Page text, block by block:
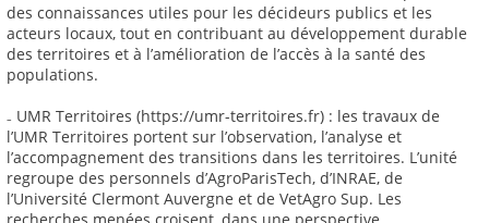
des connaissances utiles pour les décideurs publics et les
acteurs locaux, tout en contribuant au développement durable
des territoires et à l’amélioration de l’accès à la santé des
populations.
₋ UMR Territoires (https://umr-territoires.fr) : les travaux de
l’UMR Territoires portent sur l’observation, l’analyse et
l’accompagnement des transitions dans les territoires. L’unité
regroupe des personnels d’AgroParisTech, d’INRAE, de
l’Université Clermont Auvergne et de VetAgro Sup. Les